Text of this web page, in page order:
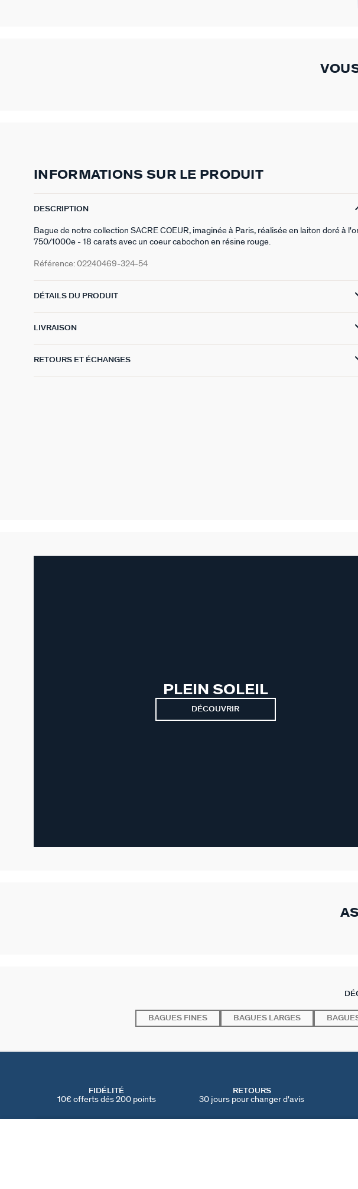
INFORMATIONS SUR LE PRODUIT
DESCRIPTION
Bague de notre collection SACRE COEUR, imaginée à Paris, réalisée en laiton doré à
750/1000e - 18 carats avec un coeur cabochon en résine rouge.
Référence: 02240469-324-54
DÉTAILS DU PRODUIT
LIVRAISON
RETOURS ET ÉCHANGES
PLEIN SOLEIL
DÉCOUVRIR
BAGUES FINES BAGUES LARGES
FIDÉLITÉ
10€ offerts dés 200 points
RETOURS
30 jours pour changer d'avis